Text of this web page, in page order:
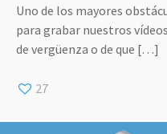
Uno de los mayores
para grabar nuestros
de vergüenza o de que […]
27